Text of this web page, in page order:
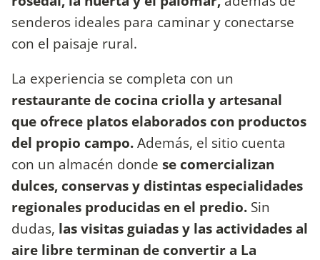
senderos ideales para caminar y conectarse
con el paisaje rural.
La experiencia se completa con un
restaurante de cocina criolla y artesanal
que ofrece platos elaborados con productos
del propio campo.Además, el sitio cuenta
con un almacén donde se comercializan
dulces, conservas y distintas especialidades
regionales producidas en el predio. Sin
dudas, las visitas guiadas y las actividades al
aire libre terminan de convertir a La